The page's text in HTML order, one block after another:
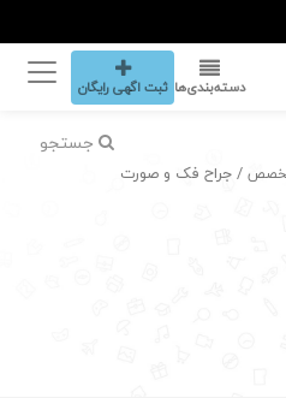
دسته‌بندی‌ها ثبت اگهی رایگان
جستجو
/ جراح فک و صورت